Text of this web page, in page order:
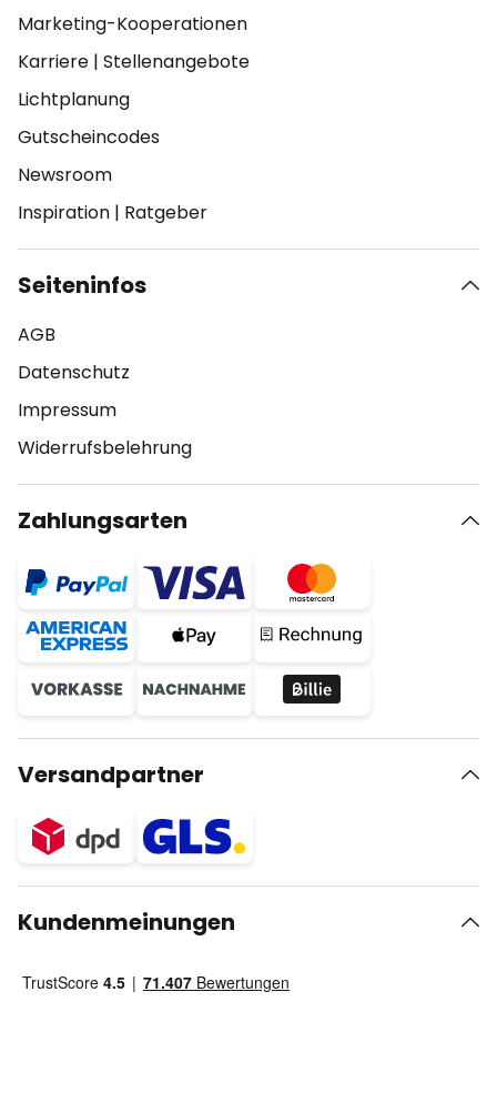
Marketing-Kooperationen
Karriere | Stellenangebote
Lichtplanung
Gutscheincodes
Newsroom
Inspiration | Ratgeber
Seiteninfos
AGB
Datenschutz
Impressum
Widerrufsbelehrung
Zahlungsarten
Versandpartner
Kundenmeinungen